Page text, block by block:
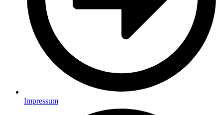
Impressum